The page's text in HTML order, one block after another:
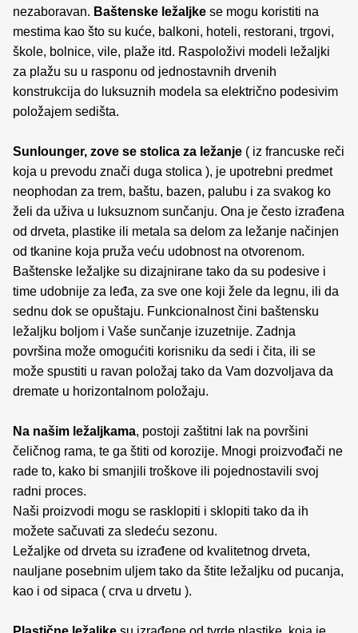
nezaboravan. Baštenske ležaljke se mogu koristiti na
mestima kao što su kuće, balkoni, hoteli, restorani, trgovi,
škole, bolnice, vile, plaže itd. Raspoloživi modeli ležaljki
za plažu su u rasponu od jednostavnih drvenih
konstrukcija do luksuznih modela sa električno podesivim
položajem sedišta.
Sunlounger, zove se stolica za ležanje ( iz francuske reči
koja u prevodu znači duga stolica ), je upotrebni predmet
neophodan za trem, baštu, bazen, palubu i za svakog ko
želi da uživa u luksuznom sunčanju. Ona je često izrađena
od drveta, plastike ili metala sa delom za ležanje načinjen
od tkanine koja pruža veću udobnost na otvorenom.
Baštenske ležaljke su dizajnirane tako da su podesive i
time udobnije za leđa, za sve one koji žele da legnu, ili da
sednu dok se opuštaju. Funkcionalnost čini baštensku
ležaljku boljom i Vaše sunčanje izuzetnije. Zadnja
površina može omogućiti korisniku da sedi i čita, ili se
može spustiti u ravan položaj tako da Vam dozvoljava da
dremate u horizontalnom položaju.
Na našim ležaljkama, postoji zaštitni lak na površini
čeličnog rama, te ga štiti od korozije. Mnogi proizvođači ne
rade to, kako bi smanjili troškove ili pojednostavili svoj
radni proces.
Naši proizvodi mogu se rasklopiti i sklopiti tako da ih
možete sačuvati za sledeću sezonu.
Ležaljke od drveta su izrađene od kvalitetnog drveta,
nauljane posebnim uljem tako da štite ležaljku od pucanja,
kao i od sipaca ( crva u drvetu ).